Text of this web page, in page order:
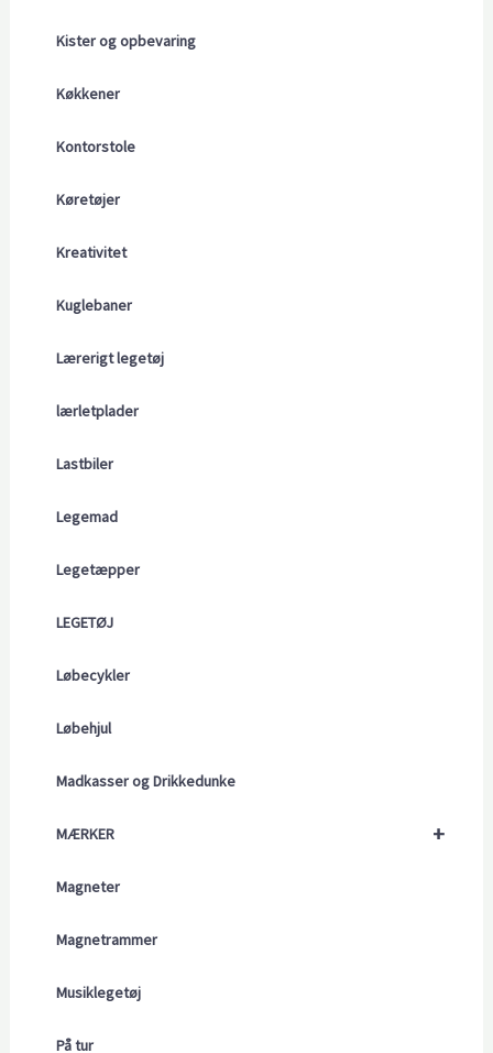
Kister og opbevaring
Køkkener
Kontorstole
Køretøjer
Kreativitet
Kuglebaner
Lærerigt legetøj
lærletplader
Lastbiler
Legemad
Legetæpper
LEGETØJ
Løbecykler
Løbehjul
Madkasser og Drikkedunke
+
MÆRKER
Magneter
Magnetrammer
Musiklegetøj
På tur